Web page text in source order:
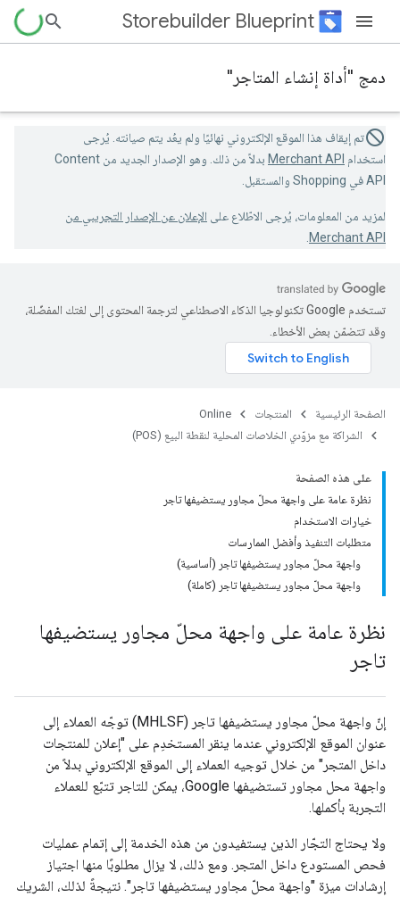
Storebuilder Blueprint
دمج "أداة إنشاء المتاجر"
تم إيقاف هذا الموقع الإلكتروني نهائيًا ولم يعُد يتم صيانته. يُرجى
استخدام Merchant API
بدلاً من ذلك. وهو الإصدار الجديد من Content
API في Shopping والمستقبل.
لمزيد من المعلومات، يُرجى الاطّلاع على الإعلان عن الإصدار التجريبي من
Merchant API
تستخدم Google تكنولوجيا الذكاء الاصطناعي لترجمة المحتوى إلى لغتك المفضّلة،
وقد تتضمّن بعض الأخطاء.
الصفحة الرئيسية المنتجات
Online
الشراكة مع مزوّدي الخلاصات المحلية لنقطة البيع (POS)
على هذه الصفحة
نظرة عامة على واجهة محلّ مجاور يستضيفها تاجر
خيارات الاستخدام
متطلبات التنفيذ وأفضل الممارسات
واجهة محلّ مجاور يستضيفها تاجر (أساسية)
واجهة محلّ مجاور يستضيفها تاجر (كاملة)
نظرة عامة على واجهة محلّ مجاور يستضيفها
تاجر
إنّ واجهة محلّ مجاور يستضيفها تاجر (MHLSF) توجّه العملاء إلى
عنوان الموقع الإلكتروني عندما ينقر المستخدِم على "إعلان للمنتجات
داخل المتجر" من خلال توجيه العملاء إلى الموقع الإلكتروني بدلاً من
واجهة محل مجاور تستضيفها Google، يمكن للتاجر تتبّع للعملاء
التجربة بأكملها.
ولا يحتاج التجّار الذين يستفيدون من هذه الخدمة إلى إتمام عمليات
فحص المستودع داخل المتجر. ومع ذلك، لا يزال مطلوبًا منها اجتياز
إرشادات ميزة "واجهة محلّ مجاور يستضيفها تاجر". نتيجةً لذلك، الشريك